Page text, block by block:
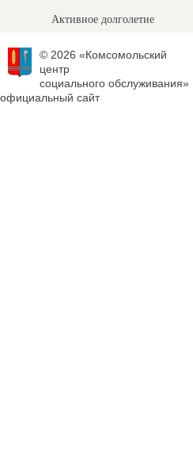
Активное долголетие
© 2026 «Комсомольский
центр
социального обслуживания»
официальный сайт